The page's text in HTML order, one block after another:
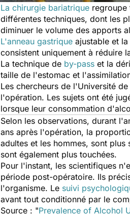
La chirurgie bariatrique regroupe
différentes techniques, dont les
diminuer le volume des apports
L'anneau gastrique ajustable et la
consistent uniquement à réduire
La technique de by-pass et la
taille de l'estomac et
Les chercheurs de l'Université
l'opération. Les sujets ont été
lorsque leur consommation
Selon les observations, durant
ans après l'opération, la
adultes et les hommes, sont
sont également plus touchées.
Pour l'instant, les scientifiques
période post-opératoire. Ils
l'organisme. Le suivi
avant tout conditionné par le
Source : "Prevalence of Alcohol